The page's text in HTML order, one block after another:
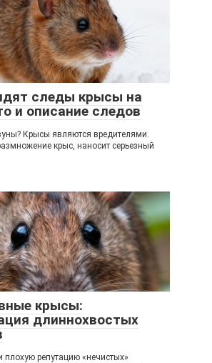
следы крысы на
и описание следов
Крысы являются вредителями.
крыс, наносит серьезный
крысы:
длиннохвостых
репутацию «нечистых»